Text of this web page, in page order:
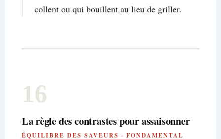
collent ou qui bouillent au lieu de griller.
16
La règle des contrastes pour assaisonner
ÉQUILIBRE DES SAVEURS · FONDAMENTAL